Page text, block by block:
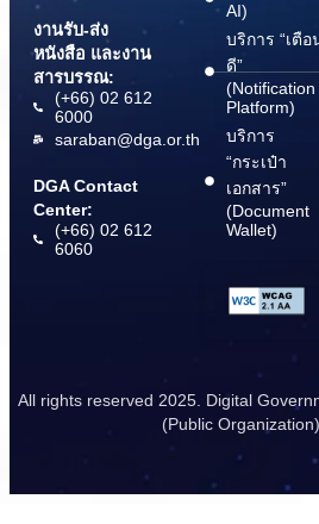
งานรับ-ส่ง
หนังสือ และงาน
สารบรรณ:
(+66) 02 612
6000
saraban@dga.or.th
DGA Contact
Center:
(+66) 02 612
6060
AI)
บริการ “เตือ
ดี”
(Notification
Platform)
บริการ
“กระเป๋า
เอกสาร”
(Document
Wallet)
All rights reserved 2025. Digital
(Public